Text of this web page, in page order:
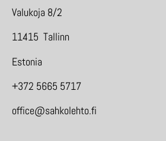
Valukoja 8/2
11415 Tallinn
Estonia
+372 5665 5717
office@sahkolehto.fi